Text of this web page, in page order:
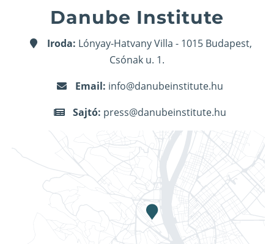
Danube Institute
Iroda: Lónyay-Hatvany Villa - 1015 Budapest,
Csónak u. 1.
Email: info@danubeinstitute.hu
Sajtó: press@danubeinstitute.hu